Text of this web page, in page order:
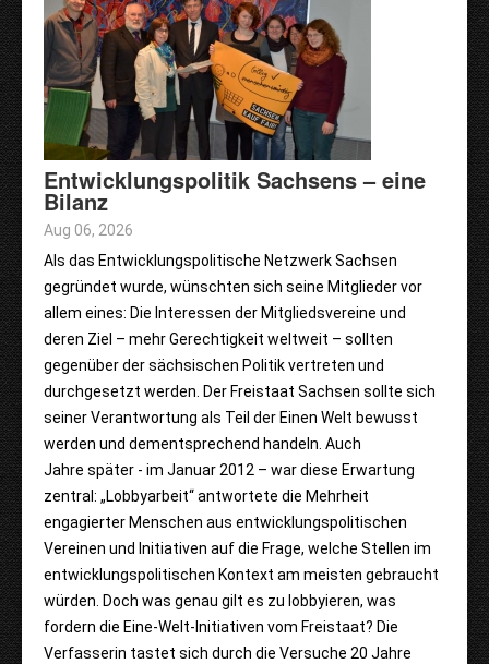
Entwicklungspolitik Sachsens – eine
Bilanz
Aug 06, 2026
Als das Entwicklungspolitische Netzwerk Sachsen
gegründet wurde, wünschten sich seine Mitglieder vor
allem eines: Die Interessen der Mitgliedsvereine und
deren Ziel – mehr Gerechtigkeit weltweit – sollten
gegenüber der sächsischen Politik vertreten und
durchgesetzt werden. Der Freistaat Sachsen sollte sich
seiner Verantwortung als Teil der Einen Welt bewusst
werden und dementsprechend handeln. Auch
Jahre später - im Januar 2012 – war diese Erwartung
zentral: „Lobbyarbeit“ antwortete die Mehrheit
engagierter Menschen aus entwicklungspolitischen
Vereinen und Initiativen auf die Frage, welche Stellen im
entwicklungspolitischen Kontext am meisten gebraucht
würden. Doch was genau gilt es zu lobbyieren, was
fordern die Eine-Welt-Initiativen vom Freistaat? Die
Verfasserin tastet sich durch die Versuche 20 Jahre